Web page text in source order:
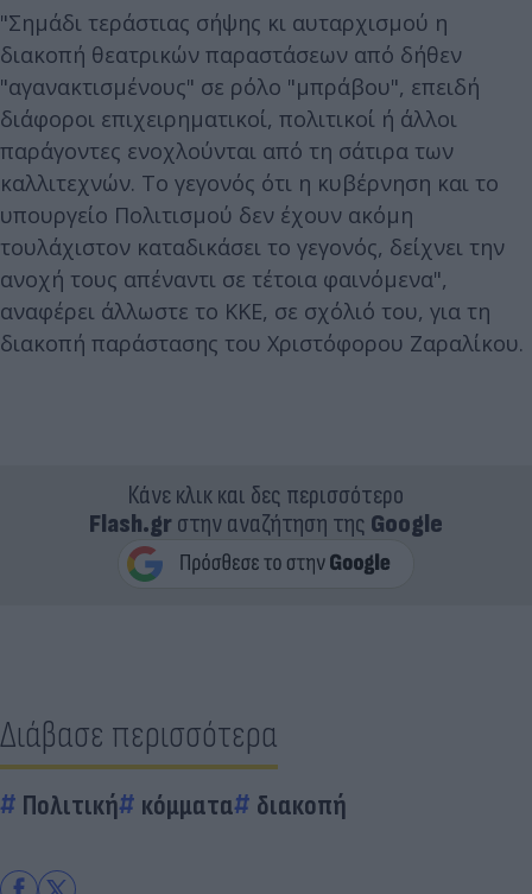
"Σημάδι τεράστιας σήψης κι αυταρχισμού η
διακοπή θεατρικών παραστάσεων από δήθεν
"αγανακτισμένους" σε ρόλο "μπράβου", επειδή
διάφοροι επιχειρηματικοί, πολιτικοί ή άλλοι
παράγοντες ενοχλούνται από τη σάτιρα των
καλλιτεχνών. Το γεγονός ότι η κυβέρνηση και το
υπουργείο Πολιτισμού δεν έχουν ακόμη
τουλάχιστον καταδικάσει το γεγονός, δείχνει την
ανοχή τους απέναντι σε τέτοια φαινόμενα",
αναφέρει άλλωστε το ΚΚΕ, σε σχόλιό του, για τη
διακοπή παράστασης του Χριστόφορου Ζαραλίκου.
Κάνε κλικ και δες περισσότερο
Flash.grστην αναζήτηση της Google
Διάβασε περισσότερα
Πολιτική κόμματα διακοπή